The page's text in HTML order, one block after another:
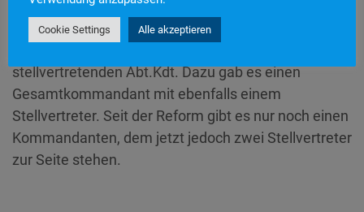
Abteilungen (Staufen, Grunern und Wettelbrunn).
Jede Abteilung hatte einen
stellvertretenden Abt.Kdt. Dazu gab es einen
Gesamtkommandant mit ebenfalls einem
Stellvertreter. Seit der Reform gibt es nur noch einen
Kommandanten, dem jetzt jedoch zwei Stellvertreter
zur Seite stehen.
Cookie Settings Alle akzeptieren